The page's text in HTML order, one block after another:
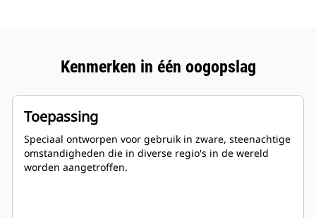
Kenmerken in één oogopslag
Toepassing
Speciaal ontworpen voor gebruik in zware, steenachtige
omstandigheden die in diverse regio's in de wereld
worden aangetroffen.